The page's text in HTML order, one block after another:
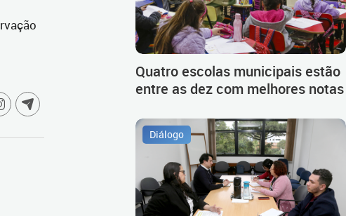
Quatro escolas municipais estão
entre as dez com melhores notas
Diálogo